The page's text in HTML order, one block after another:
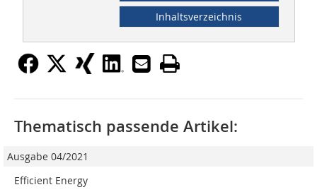
Inhaltsverzeichnis
Thematisch passende Artikel:
Ausgabe 04/2021
Efficient Energy